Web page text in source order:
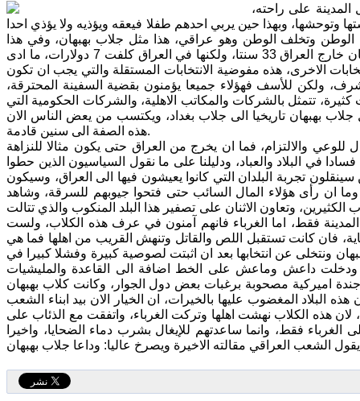
على راحته،
وتوحشها، وبهذا حين يربي احدهم طفلا فيعقه ويؤذيه ولا يؤذي احدا
الوطن وتخلف الوطن وهو عراقي، هذا مثل جلاب بهبهان، وفي هذا
يقولون ان البطاقة الالكترونية التي ستستخدم بالانتخابات المقبلة، تكلف في اي مكان خارج العراق 33 سنتا، ولكنها في العراق كلفت 7 دولارات، ما ادى
عن مستلزمات الانتخابات الاخرى، هذه مفوضية الانتخابات المستقلة والتي يجب ان تكون
ولكن للأسف فهؤلاء جميعا يؤمنون بقضية السفينة المحترقة،
تتمثل بالشركات والمكاتب الاهلية، والشركات الحكومية التي
بهبهان تاريخيا الى جلاب بغداد، ويكتسب من يعض الناس الان
هذه الصفة الى سنين قادمة.
والالتزام، فما ان يخرج من العراق حتى يكون مثالا للنزاهة
في البلاد والعباد، ودليلنا على ما نقول السياسيون الذين حطوا
السياسيين سينقلون تجربة البلدان التي كانوا يعيشون فيها الى العراق، وسيكون
ان رأى هؤلاء المال السائب حتى فتحوا جيوبهم للسرقة، وشاهد
وتعاون الاثنان على تصفير هذا البلد المنكوب والذي تتالت
المدينة فقط، اما الغرباء فانهم آمنون في عرف هذه الكلاب، ولست
فان كانت تستقبل اللص والقاتل وتنهش القريب من اهلها فما هي
ونتخلى عن انتخابها بعد ان اثبتت لصوصية كبيرة وفشلا كبيرا في
ودخلت داعش وماعش على الخط اضافة الى القاعدة والمليشيات
اميركية مصحوبة برغبات بعض دول الجوار، وكانت كلاب بهبهان
البلاد المغضوب عليها بالخيرات، ان الخيار الان بيد ابناء الشعب
هذه الكلاب نهشت اهلها وتركت الغرباء، واتفقت مع الذئاب على
فقط، وانما ساعدتهم للإيغال بشرب دماء الضحايا، واخيرا